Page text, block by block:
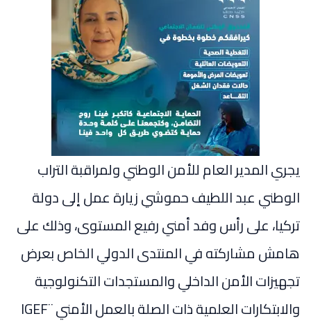
يجري المدير العام للأمن الوطني ولمراقبة التراب
الوطني عبد اللطيف حموشي زيارة عمل إلى دولة
تركيا، على رأس وفد أمني رفيع المستوى، وذلك على
هامش مشاركته في المنتدى الدولي الخاص بعرض
تجهيزات الأمن الداخلي والمستجدات التكنولوجية
والابتكارات العلمية ذات الصلة بالعمل الأمني ¨IGEF